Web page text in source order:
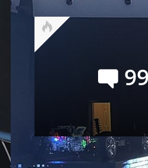
99
Toyota RAV4 или
них лучше за 4 млн